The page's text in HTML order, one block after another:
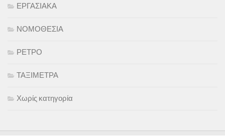
ΕΡΓΑΣΙΑΚΑ
ΝΟΜΟΘΕΣΙΑ
ΡΕΤΡΟ
ΤΑΞΙΜΕΤΡΑ
Χωρίς κατηγορία